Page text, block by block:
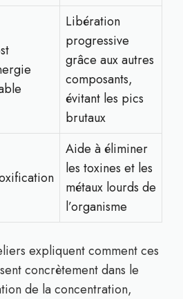
Libération
progressive
grâce aux autres
composants,
évitant les pics
brutaux
Aide à éliminer
les toxines et les
métaux lourds de
l’organisme
expliquent comment ces
concrètement dans le
de la concentration,